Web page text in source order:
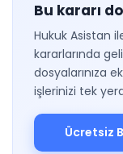
Bu kararı
Hukuk Asistan
kararlarında
dosyalarınıza
işlerinizi tek
Ücretsiz